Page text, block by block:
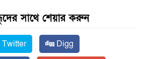
সাথে শেয়ার করুন
Twitter
Digg